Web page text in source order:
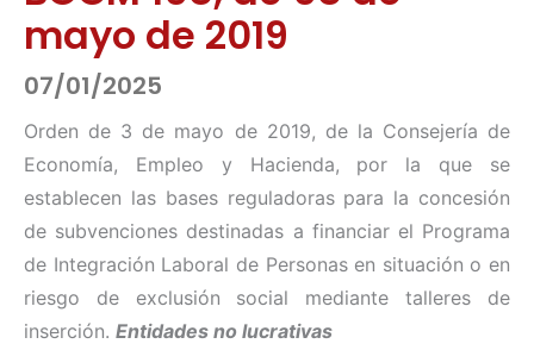
mayo de 2019
07/01/2025
Orden de 3 de mayo de 2019, de la Consejería de
Economía, Empleo y Hacienda, por la que se
establecen las bases reguladoras para la concesión
de subvenciones destinadas a financiar el Programa
de Integración Laboral de Personas en situación o en
riesgo de exclusión social mediante talleres de
inserción. Entidades no lucrativas